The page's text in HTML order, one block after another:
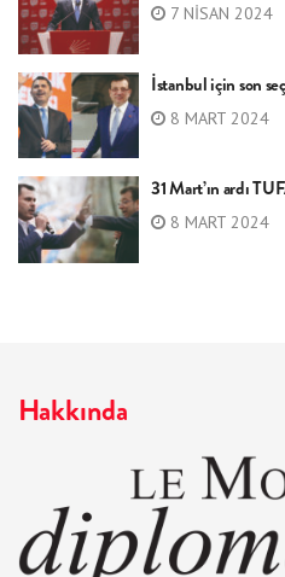
7 NISAN 2024
İstanbul için son
8 MART 2024
31 Mart’ın ardı
8 MART 2024
Hakkında